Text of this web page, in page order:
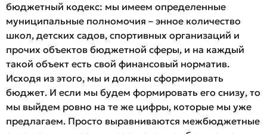
бюджетный кодекс: мы имеем определенные
муниципальные полномочия – энное количество
школ, детских садов, спортивных организаций и
прочих объектов бюджетной сферы, и на каждый
такой объект есть свой финансовый норматив.
Исходя из этого, мы и должны сформировать
бюджет. И если мы будем формировать его снизу, то
мы выйдем ровно на те же цифры, которые мы уже
предлагаем. Просто выравниваются межбюджетные